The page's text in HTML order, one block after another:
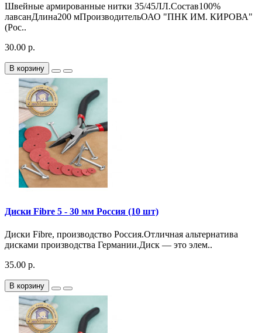
Швейные армированные нитки 35/45ЛЛ.Состав100%
лавсанДлина200 мПроизводительОАО "ПНК ИМ. КИРОВА"
(Рос..
30.00 р.
В корзину
Диски Fibre 5 - 30 мм Россия (10 шт)
Диски Fibre, производство Россия.Отличная альтернатива
дисками производства Германии.Диск — это элем..
35.00 р.
В корзину